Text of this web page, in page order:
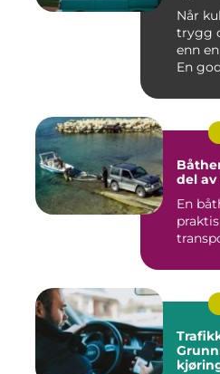
Når
trygg
enn
En
del
En